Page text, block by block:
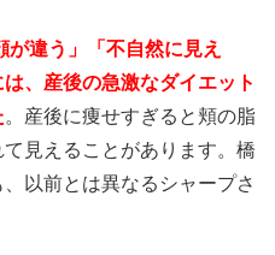
違う」「不自然に見え
、産後の急激なダイエット
。産後に痩せすぎると頬の脂
見えることがあります。橋
以前とは異なるシャープさ